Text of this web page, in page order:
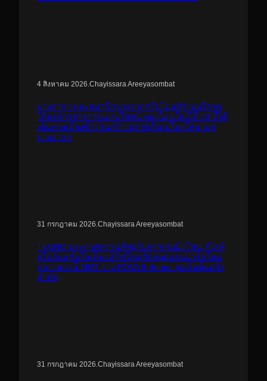
4 สิงหาคม 2026 Chayissara Areeyasombat
บางจากฯ และสมาชิกบางจากกรีนไมลส์ร่วมบริจาค
ให้องค์กรสาธารณประโยชน์ ต่อเนื่องเป็นปีที่ 20 ที่ได้
เดินทางเคียงข้างกันสร้างสรรค์สังคมไทยให้น่าอยู่
บางจากฯ
31 กรกฎาคม 2026 Chayissara Areeyasombat
TECNO ประกาศทรานส์ฟอร์มจากเกมมิ่งโฟน สู่ไลฟ์
สไตล์แฟชั่นไอเท็ม เสิร์ฟใหญ่ปักหมุดแลนมาร์คใหม่
กลางสถานี MRT วาง POVA 8 Series จุดเริ่มต้นครั้ง
สำคัญ
31 กรกฎาคม 2026.Chayissara Areeyasombat